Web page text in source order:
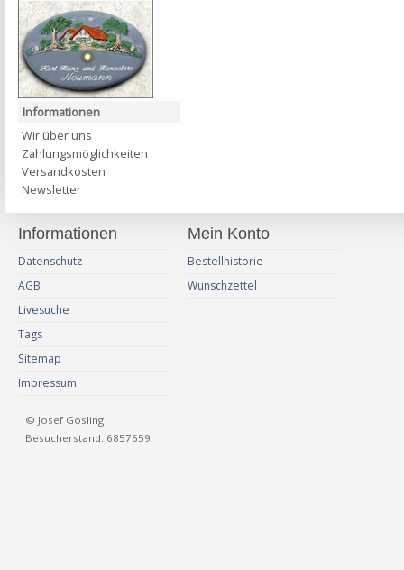
Informationen
Wir über uns
Zahlungsmöglichkeiten
Versandkosten
Newsletter
Informationen
Datenschutz
AGB
Livesuche
Tags
Sitemap
Impressum
Mein Konto
Bestellhistorie
Wunschzettel
© Josef Gosling
Besucherstand: 6857659